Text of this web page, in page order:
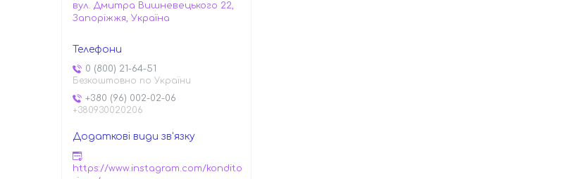
вул. Дмитра Вишневецького 22,
Запоріжжя, Україна
0 (800) 21-64-51
Безкоштовно по України
+380 (96) 002-02-06
+380930020206
https://www.instagram.com/kondito